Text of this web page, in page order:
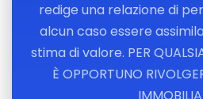
redige una relazione di
alcun caso essere
stima di valore. PER
È OPPORTUNO